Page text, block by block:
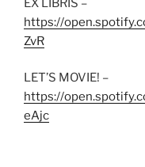
EX LIBRIS –
https://
ZvR
LET’S MOVIE! –
https://
eAjc